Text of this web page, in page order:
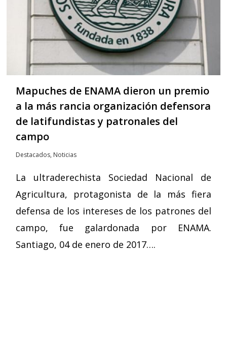
Mapuches de ENAMA dieron un premio
a la más rancia organización defensora
de latifundistas y patronales del
campo
Destacados, Noticias
La ultraderechista Sociedad Nacional de
Agricultura, protagonista de la más fiera
defensa de los intereses de los patrones del
campo, fue galardonada por ENAMA.
Santiago, 04 de enero de 2017….